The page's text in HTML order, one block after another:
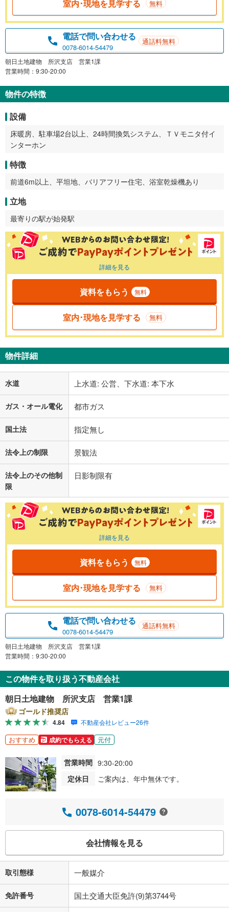
室内･現地を見学する 無料
電話で問い合わせる
0078-6014-54479
通話料無料
朝日土地建物 所沢支店 営業1課
営業時間：9:30-20:00
物件の特徴
設備
床暖房、駐車場2台以上、24時間換気システム、ＴＶモニタ付イ
ンターホン
特徴
前道6m以上、平坦地、バリアフリー住宅、浴室乾燥機あり
立地
最寄りの駅が始発駅
詳細を見る
資料をもらう 無料
室内･現地を見学する 無料
物件詳細
水道 上水道: 公営、下水道: 本下水
ガス・オール電化 都市ガス
国土法 指定無し
法令上の制限 景観法
法令上のその他制
限
日影制限有
詳細を見る
資料をもらう 無料
室内･現地を見学する 無料
電話で問い合わせる
0078-6014-54479
通話料無料
朝日土地建物 所沢支店 営業1課
営業時間：9:30-20:00
この物件を取り扱う不動産会社
朝日土地建物 所沢支店 営業1課
ゴールド推奨店
4.84 不動産会社レビュー26件
おすすめ 成約でもらえる 元付
営業時間 9:30-20:00
定休日
ご案内は、年中無休です。
0078-6014-54479
会社情報を見る
取引態様 一般媒介
免許番号 国土交通大臣免許(9)第3744号